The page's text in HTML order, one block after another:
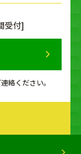
受付]
絡ください。